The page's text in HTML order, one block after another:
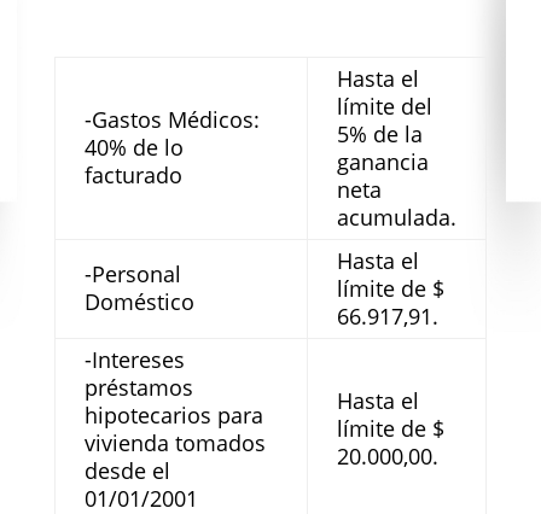
-Gastos Médicos:
40% de lo
facturado
Hasta el
límite del
5% de la
ganancia
neta
acumulada.
-Personal
Doméstico
Hasta el
límite de $
66.917,91.
-Intereses
préstamos
hipotecarios para
vivienda tomados
desde el
01/01/2001
Hasta el
límite de $
20.000,00.